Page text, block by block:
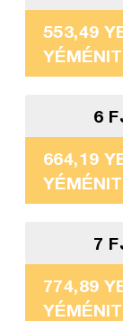
553,49
6
664,19
7
774,89